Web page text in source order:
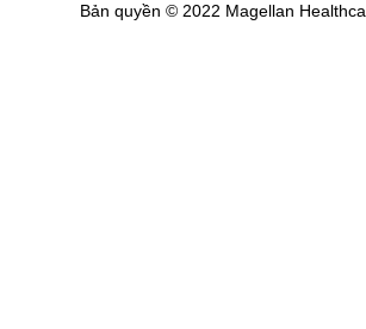
Bản quyền © 2022 Magellan